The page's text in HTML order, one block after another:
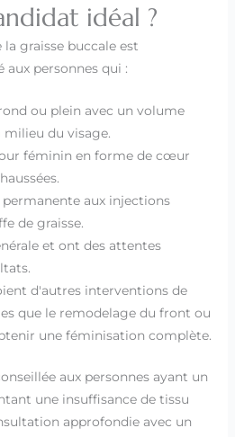
idéal ?
graisse buccale est
personnes qui :
ou plein avec un volume
du visage.
féminin en forme de cœur
aux injections
de graisse.
et ont des attentes
d'autres interventions de
que le remodelage du front ou
une féminisation complète.
aux personnes ayant un
une insuffisance de tissu
approfondie avec un